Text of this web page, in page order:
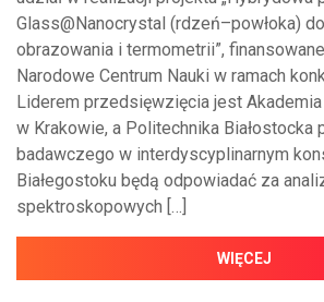
Glass@Nanocrystal (rdzeń–powłoka)
obrazowania i termometrii”,
Narodowe Centrum Nauki w ramach
Liderem przedsięwzięcia jest
w Krakowie, a Politechnika Białostocka
badawczego w interdyscyplinarnym
Białegostoku będą odpowiadać za
spektroskopowych […]
WIĘCEJ